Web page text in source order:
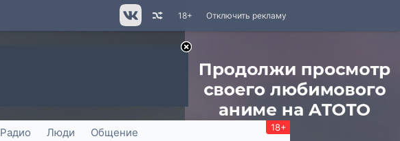
Отключить рекламу
18+
Радио Люди Общение 18+